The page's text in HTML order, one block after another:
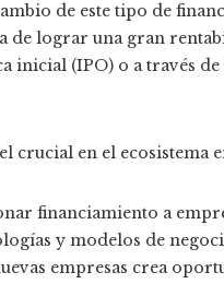
de este tipo de
de lograr una gran
inicial (IPO) o a través
crucial en el
financiamiento a
y modelos de
empresas crea